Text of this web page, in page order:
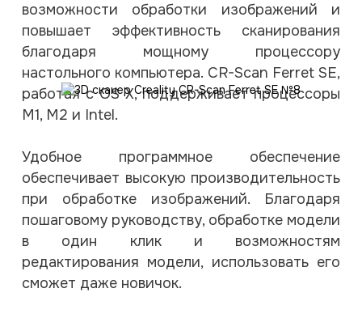
возможности обработки изображений и
повышает эффективность сканирования
благодаря мощному процессору
настольного компьютера. CR-Scan Ferret SE,
работая с OS X, поддерживает процессоры
M1, M2 и Intel.
Удобное программное обеспечение
обеспечивает высокую производительность
при обработке изображений. Благодаря
пошаговому руководству, обработке модели
в один клик и возможностям
редактирования модели, использовать его
сможет даже новичок.